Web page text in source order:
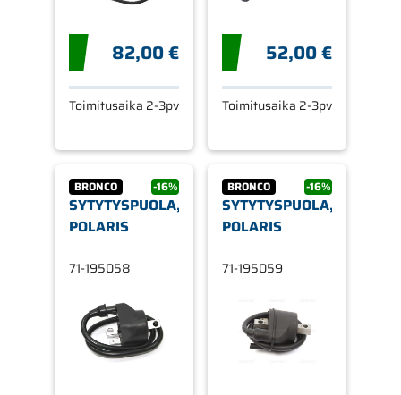
82,00 €
Toimitusaika 2-3pv
52,00 €
Toimitusaika 2-3pv
BRONCO -16%
SYTYTYSPUOLA,
POLARIS
71-195058
BRONCO -16%
SYTYTYSPUOLA,
POLARIS
71-195059